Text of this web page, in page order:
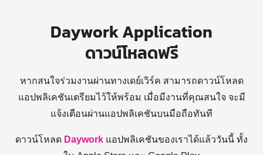
Daywork Application
ดาวน์โหลดฟรี
หากสนใจร่วมงานผ่านทางเดย์เวิร์ค สามารถดาวน์โหลด
แอปพลิเคชันเตรียมไว้ให้พร้อม เมื่อมีงานที่คุณสนใจ จะมี
แจ้งเตือนผ่านแอปพลิเคชันบนมือถือทันที
ดาวน์โหลด Daywork แอปพลิเคชันของเราได้แล้ววันนี้ ทั้ง